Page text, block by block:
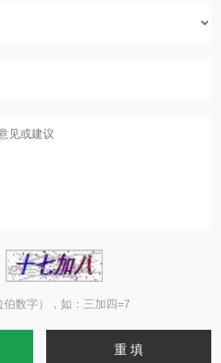
数字），如：三加四=7